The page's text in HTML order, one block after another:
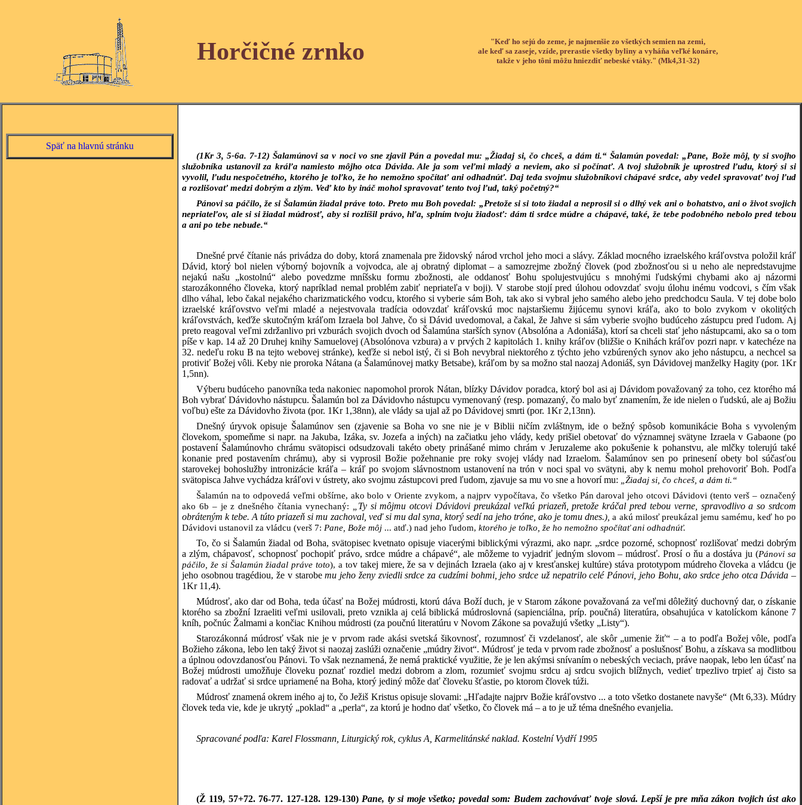
Horčičné zrnko
"Keď ho sejú do zeme, je najmenšie zo všetkých semien na zemi,
ale keď sa zaseje, vzíde, prerastie všetky byliny a vyháňa veľké konáre,
takže v jeho tôni môžu hniezdiť nebeské vtáky." (Mk4,31-32)
Späť na hlavnú stránku
(1Kr 3, 5-6a. 7-12) Šalamúnovi sa v noci vo sne zjavil Pán a povedal mu: „Žiadaj si, čo chceš, a dám ti.“ Šalamún povedal: „Pane, Bože môj, ty si svojho
služobníka ustanovil za kráľa namiesto môjho otca Dávida. Ale ja som veľmi mladý a neviem, ako si počínať. A tvoj služobník je uprostred ľudu, ktorý si si
vyvolil, ľudu nespočetného, ktorého je toľko, že ho nemožno spočítať ani odhadnúť. Daj teda svojmu služobníkovi chápavé srdce, aby vedel spravovať tvoj ľud
a rozlišovať medzi dobrým a zlým. Veď kto by ináč mohol spravovať tento tvoj ľud, taký početný?“
Pánovi sa páčilo, že si Šalamún žiadal práve toto. Preto mu Boh povedal: „Pretože si si toto žiadal a neprosil si o dlhý vek ani o bohatstvo, ani o život svojich
nepriateľov, ale si si žiadal múdrosť, aby si rozlíšil právo, hľa, splním tvoju žiadosť: dám ti srdce múdre a chápavé, také, že tebe podobného nebolo pred tebou
a ani po tebe nebude.“
Dnešné prvé čítanie nás privádza do doby, ktorá znamenala pre židovský národ vrchol jeho moci a slávy. Základ mocného izraelského kráľovstva položil kráľ
Dávid, ktorý bol nielen výborný bojovník a vojvodca, ale aj obratný diplomat – a samozrejme zbožný človek (pod zbožnosťou si u neho ale nepredstavujme
nejakú našu „kostolnú“ alebo povedzme mníšsku formu zbožnosti, ale oddanosť Bohu spolujestvujúcu s mnohými ľudskými chybami ako aj názormi
starozákonného človeka, ktorý napríklad nemal problém zabiť nepriateľa v boji). V starobe stojí pred úlohou odovzdať svoju úlohu inému vodcovi, s čím však
dlho váhal, lebo čakal nejakého charizmatického vodcu, ktorého si vyberie sám Boh, tak ako si vybral jeho samého alebo jeho predchodcu Saula. V tej dobe bolo
izraelské kráľovstvo veľmi mladé a nejestvovala tradícia odovzdať kráľovskú moc najstaršiemu žijúcemu synovi kráľa, ako to bolo zvykom v okolitých
kráľovstvách, keďže skutočným kráľom Izraela bol Jahve, čo si Dávid uvedomoval, a čakal, že Jahve si sám vyberie svojho budúceho zástupcu pred ľudom. Aj
preto reagoval veľmi zdržanlivo pri vzburách svojich dvoch od Šalamúna starších synov (Absolóna a Adoniáša), ktorí sa chceli stať jeho nástupcami, ako sa o tom
píše v kap. 14 až 20 Druhej knihy Samuelovej (Absolónova vzbura) a v prvých 2 kapitolách 1. knihy kráľov (bližšie o Knihách kráľov pozri napr. v katechéze na
32. nedeľu roku B na tejto webovej stránke), keďže si nebol istý, či si Boh nevybral niektorého z týchto jeho vzbúrených synov ako jeho nástupcu, a nechcel sa
protiviť Božej vôli. Keby nie proroka Nátana (a Šalamúnovej matky Betsabe), kráľom by sa možno stal naozaj Adoniáš, syn Dávidovej manželky Hagity (por. 1Kr
1,5nn).
Výberu budúceho panovníka teda nakoniec napomohol prorok Nátan, blízky Dávidov poradca, ktorý bol asi aj Dávidom považovaný za toho, cez ktorého má
Boh vybrať Dávidovho nástupcu. Šalamún bol za Dávidovho nástupcu vymenovaný (resp. pomazaný, čo malo byť znamením, že ide nielen o ľudskú, ale aj Božiu
voľbu) ešte za Dávidovho života (por. 1Kr 1,38nn), ale vlády sa ujal až po Dávidovej smrti (por. 1Kr 2,13nn).
Dnešný úryvok opisuje Šalamúnov sen (zjavenie sa Boha vo sne nie je v Biblii ničím zvláštnym, ide o bežný spôsob komunikácie Boha s vyvoleným
človekom, spomeňme si napr. na Jakuba, Izáka, sv. Jozefa a iných) na začiatku jeho vlády, kedy prišiel obetovať do významnej svätyne Izraela v Gabaone (po
postavení Šalamúnovho chrámu svätopisci odsudzovali takéto obety prinášané mimo chrám v Jeruzaleme ako pokušenie k pohanstvu, ale mlčky tolerujú také
konanie pred postavením chrámu), aby si vyprosil Božie požehnanie pre roky svojej vlády nad Izraelom. Šalamúnov sen po prinesení obety bol súčasťou
starovekej bohoslužby intronizácie kráľa – kráľ po svojom slávnostnom ustanovení na trón v noci spal vo svätyni, aby k nemu mohol prehovoriť Boh. Podľa
svätopisca Jahve vychádza kráľovi v ústrety, ako svojmu zástupcovi pred ľudom, zjavuje sa mu vo sne a hovorí mu:
„Žiadaj si, čo chceš, a dám ti.“
Šalamún na to odpovedá veľmi obšírne, ako bolo v Oriente zvykom, a najprv vypočítava, čo všetko Pán daroval jeho otcovi Dávidovi (tento verš – označený
ako 6b – je z dnešného čítania vynechaný:
„Ty si môjmu otcovi Dávidovi preukázal veľkú priazeň, pretože kráčal pred tebou verne, spravodlivo a so srdcom
obráteným k tebe. A túto priazeň si mu zachoval, veď si mu dal syna, ktorý sedí na jeho tróne, ako je tomu dnes.), a akú milosť preukázal jemu samému, keď ho po
Dávidovi ustanovil za vládcu (verš 7: Pane, Bože môj ... atď.) nad jeho ľudom, ktorého je toľko, že ho nemožno spočítať ani odhadnúť.
To, čo si Šalamún žiadal od Boha, svätopisec kvetnato opisuje viacerými biblickými výrazmi, ako napr. „srdce pozorné, schopnosť rozlišovať medzi dobrým
a zlým, chápavosť, schopnosť pochopiť právo, srdce múdre a chápavé“, ale môžeme to vyjadriť jedným slovom – múdrosť. Prosí o ňu a dostáva ju (Pánovi sa
páčilo, že si Šalamún žiadal práve toto), a tov takej miere, že sa v dejinách Izraela (ako aj v kresťanskej kultúre) stáva prototypom múdreho človeka a vládcu (je
jeho osobnou tragédiou, že v starobemu jeho ženy zviedli srdce za cudzími bohmi, jeho srdce už nepatrilo celé Pánovi, jeho Bohu, ako srdce jeho otca Dávida –
1Kr 11,4).
Múdrosť, ako dar od Boha, teda účasť na Božej múdrosti, ktorú dáva Boží duch, je v Starom zákone považovaná za veľmi dôležitý duchovný dar, o získanie
ktorého sa zbožní Izraeliti veľmi usilovali, preto vznikla aj celá biblická múdroslovná (sapienciálna, príp. poučná) literatúra, obsahujúca v katolíckom kánone 7
kníh, počnúc Žalmami a končiac Knihou múdrosti (za poučnú literatúru v Novom Zákone sa považujú všetky „Listy“).
Starozákonná múdrosť však nie je v prvom rade akási svetská šikovnosť, rozumnosť či vzdelanosť, ale skôr „umenie žiť“ – a to podľa Božej vôle, podľa
Božieho zákona, lebo len taký život si naozaj zaslúži označenie „múdry život“. Múdrosť je teda v prvom rade zbožnosť a poslušnosť Bohu, a získava sa modlitbou
a úplnou odovzdanosťou Pánovi. To však neznamená, že nemá praktické využitie, že je len akýmsi snívaním o nebeských veciach, práve naopak, lebo len účasť na
Božej múdrosti umožňuje človeku poznať rozdiel medzi dobrom a zlom, rozumieť svojmu srdcu aj srdcu svojich blížnych, vedieť trpezlivo trpieť aj čisto sa
radovať a udržať si srdce upriamené na Boha, ktorý jediný môže dať človeku šťastie, po ktorom človek túži.
Múdrosť znamená okrem iného aj to, čo Ježiš Kristus opisuje slovami: „Hľadajte najprv Božie kráľovstvo ... a toto všetko dostanete navyše“ (Mt 6,33). Múdry
človek teda vie, kde je ukrytý „poklad“ a „perla“, za ktorú je hodno dať všetko, čo človek má – a to je už téma dnešného evanjelia.
Spracované podľa: Karel Flossmann, Liturgický rok, cyklus A, Karmelitánské naklad. Kostelní Vydří 1995
(Ž 119, 57+72. 76-77. 127-128. 129-130) Pane, ty si moje všetko; povedal som: Budem zachovávať tvoje slová. Lepší je pre mňa zákon tvojich úst ako